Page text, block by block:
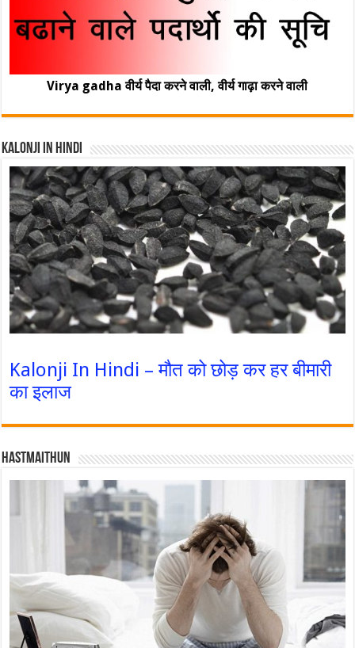
Virya gadha वीर्य पैदा करने वाली, वीर्य गाढ़ा करने वाली
Kalonji In Hindi
Kalonji In Hindi – मौत को छोड़ कर हर बीमारी
का इलाज
Hastmaithun